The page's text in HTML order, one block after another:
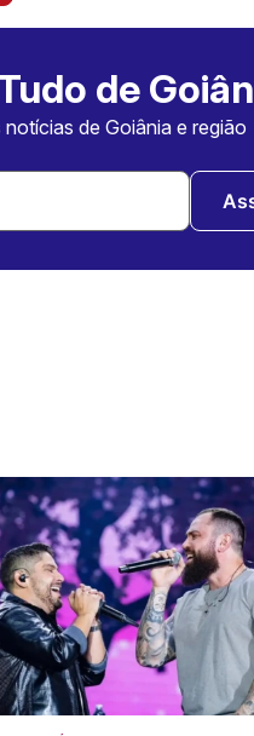
de
notícias de Goiânia e região